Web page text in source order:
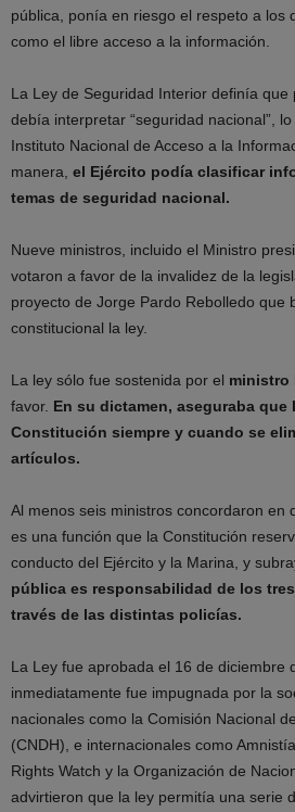
pública, ponía en riesgo el respeto a los
como el libre acceso a la información.
La Ley de Seguridad Interior definía que
debía interpretar “seguridad nacional”,
Instituto Nacional de Acceso a la
manera, el Ejército podía clasificar
temas de seguridad nacional.
Nueve ministros, incluido el Ministro
votaron a favor de la invalidez de la
proyecto de Jorge Pardo Rebolledo que
constitucional la ley.
La ley sólo fue sostenida por el ministro
favor. En su dictamen, aseguraba
Constitución siempre y cuando se
artículos.
Al menos seis ministros concordaron en
es una función que la Constitución
conducto del Ejército y la Marina, y
pública es responsabilidad de los
través de las distintas policías.
La Ley fue aprobada el 16 de diciembre
inmediatamente fue impugnada por la
nacionales como la Comisión Nacional
(CNDH), e internacionales como
Rights Watch y la Organización de
advirtieron que la ley permitía una serie